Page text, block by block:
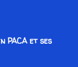
PACA et ses